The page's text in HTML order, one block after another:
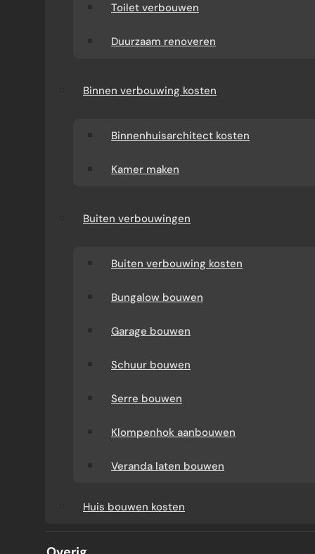
Toilet verbouwen
Duurzaam renoveren
Binnen verbouwing kosten
Binnenhuisarchitect kosten
Kamer maken
Buiten verbouwingen
Buiten verbouwing kosten
Bungalow bouwen
Garage bouwen
Schuur bouwen
Serre bouwen
Klompenhok aanbouwen
Veranda laten bouwen
Huis bouwen kosten
EEN ZOLDER MET
TUSSENWAND